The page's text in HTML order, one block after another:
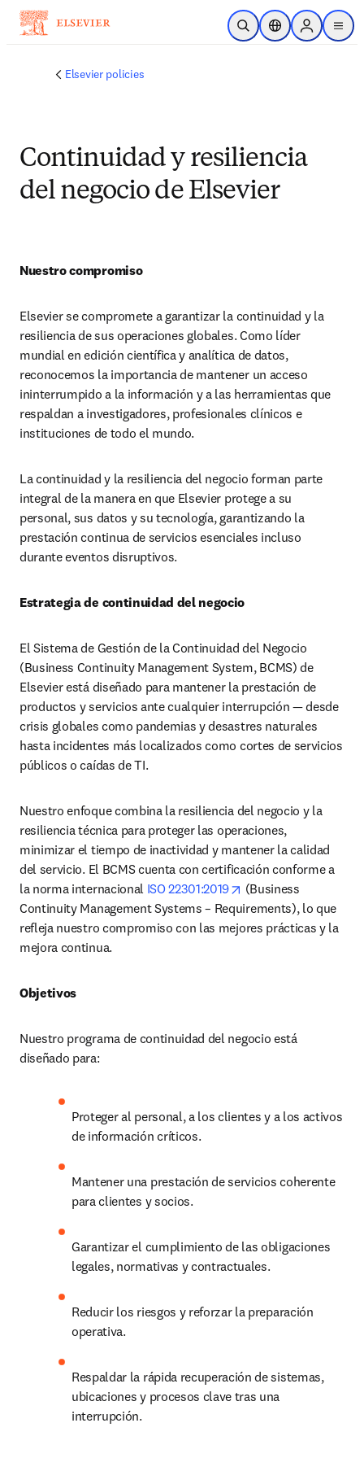
Saltar al contenido principal
Abrir búsqueda
Selector deSign in to
menu
Elsevier policies
Continuidad y resiliencia
del negocio de Elsevier
Nuestro compromiso
Elsevier se compromete a garantizar la continuidad y la
resiliencia de sus operaciones globales. Como líder
mundial en edición científica y analítica de datos,
reconocemos la importancia de mantener un acceso
ininterrumpido a la información y a las herramientas que
respaldan a investigadores, profesionales clínicos e
instituciones de todo el mundo.
La continuidad y la resiliencia del negocio forman parte
integral de la manera en que Elsevier protege a su
personal, sus datos y su tecnología, garantizando la
prestación continua de servicios esenciales incluso
durante eventos disruptivos.
Estrategia de continuidad del negocio
El Sistema de Gestión de la Continuidad del Negocio
(Business Continuity Management System, BCMS) de
Elsevier está diseñado para mantener la prestación de
productos y servicios ante cualquier interrupción — desde
crisis globales como pandemias y desastres naturales
hasta incidentes más localizados como cortes de servicios
públicos o caídas de TI.
Nuestro enfoque combina la resiliencia del negocio y la
resiliencia técnica para proteger las operaciones,
minimizar el tiempo de inactividad y mantener la calidad
del servicio. El BCMS cuenta con certificación conforme a
la norma internacional ISO 22301:2019 opens in new tab/
(Business
Continuity Management Systems – Requirements), lo que
refleja nuestro compromiso con las mejores prácticas y la
mejora continua.
Objetivos
Nuestro programa de continuidad del negocio está
diseñado para:
Proteger al personal, a los clientes y a los activos
de información críticos.
Mantener una prestación de servicios coherente
para clientes y socios.
Garantizar el cumplimiento de las obligaciones
legales, normativas y contractuales.
Reducir los riesgos y reforzar la preparación
operativa.
Respaldar la rápida recuperación de sistemas,
ubicaciones y procesos clave tras una
interrupción.